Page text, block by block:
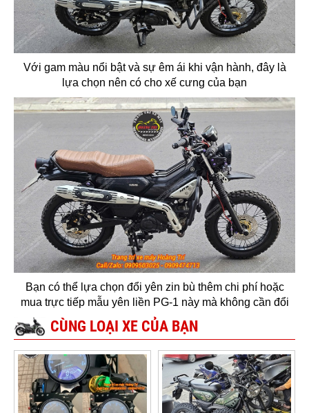
Với gam màu nổi bật và sự êm ái khi vận hành, đây là
lựa chọn nên có cho xế cưng của bạn
Bạn có thể lựa chọn đổi yên zin bù thêm chi phí hoặc
mua trực tiếp mẫu yên liền PG-1 này mà không cần đổi
CÙNG LOẠI XE CỦA BẠN